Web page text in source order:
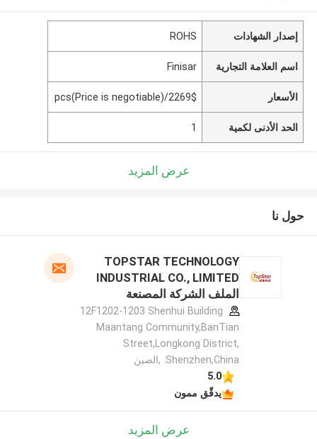
إصدار الشهادات ROHS
اسم العلامة التجارية Finisar
الأسعار 2269$/pcs(Price is negotiable)
الحد الأدنى لكمية 1
عرض المزيد
حول نا
TOPSTAR TECHNOLOGY
INDUSTRIAL CO., LIMITED
الملف الشركة المصنعة
12F1202-1203 Shenhui Building
Maantang Community,BanTian
Street,Longkong District,
Shenzhen,China. ,الصين
5.0
يدقّق ممون
عرض المزيد